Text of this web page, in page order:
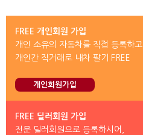
FREE 개인회원 가입
개인 소유의 자동차를 직접 등록하고
개인간 직거래로 내차 팔기 FREE
개인회원가입
FREE 딜러회원 가입
전문 딜러회원으로 등록하시어,